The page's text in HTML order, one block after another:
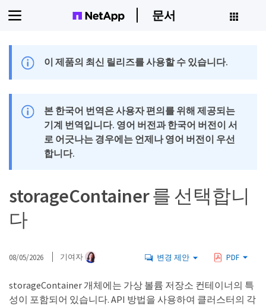
문서
이 제품의 최신 릴리즈를 사용할 수 있습니다.
본 한국어 번역은 사용자 편의를 위해 제공되는
기계 번역입니다. 영어 버전과 한국어 버전이 서
로 어긋나는 경우에는 언제나 영어 버전이 우선
합니다.
storageContainer 를 선택합니
다
08/05/2026 기여자 변경 제안 PDF
storageContainer 개체에는 가상 볼륨 저장소 컨테이너의 특
성이 포함되어 있습니다. API 방법을 사용하여 클러스터의 각